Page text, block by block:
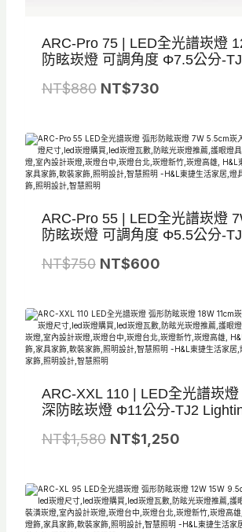
ARC-Pro 75 | LED全光譜崁燈
防眩崁燈 可調角度 Φ7.5公分-
NT$880 原
價
格
：
T
$
8
0
。
NT$730目
價
格
：
T
$
7
0
。
ARC-Pro 55 | LED全光譜崁燈
防眩崁燈 可調角度 Φ5.5公分-
NT$750 原
價
格
：
T
$
7
0
。
NT$600目
價
格
：
T
$
6
0
。
ARC-XXL 110 | LED全光譜崁
深防眩崁燈 Φ11公分-TJ2
NT$1,580 原
價
格
：
NT$1,250目
價
格
：